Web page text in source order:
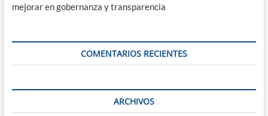
mejorar en gobernanza y transparencia
COMENTARIOS RECIENTES
ARCHIVOS